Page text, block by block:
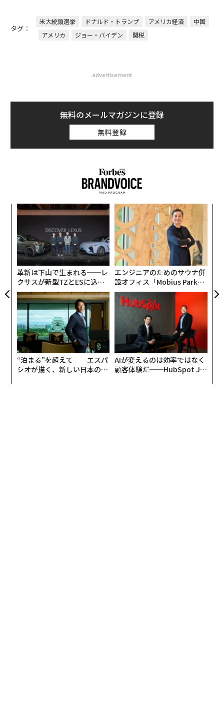
タグ：
米大統領選挙 ドナルド・トランプ アメリカ経済
中国
アメリカ
ジョー・バイデン 関税
advertisement
無料のメールマガジンに登録
無料登録
革新は下山で生まれる──レ
クサスが新型TZとESに込め
た「DISCOVER」の哲学
エンジニアのためのサウナ併
設オフィス「Mobius Park」
がオープン──タマディック
が健康経営を徹底する理由
“泊まる”を超えて──エスパ
シオが描く、新しい日本のラ
AIが変えるのは効率ではなく
顧客体験だ──HubSpot Ja